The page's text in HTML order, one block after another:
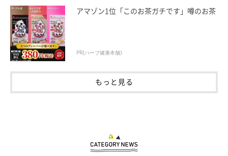
なんて考えも、暑さと一緒に溶けていく。最後に残るは猫のこ
とだけ…。
アマゾン1位「このお茶ガチです」噂のお茶
PR(ハーブ健康本舗)
もっと見る